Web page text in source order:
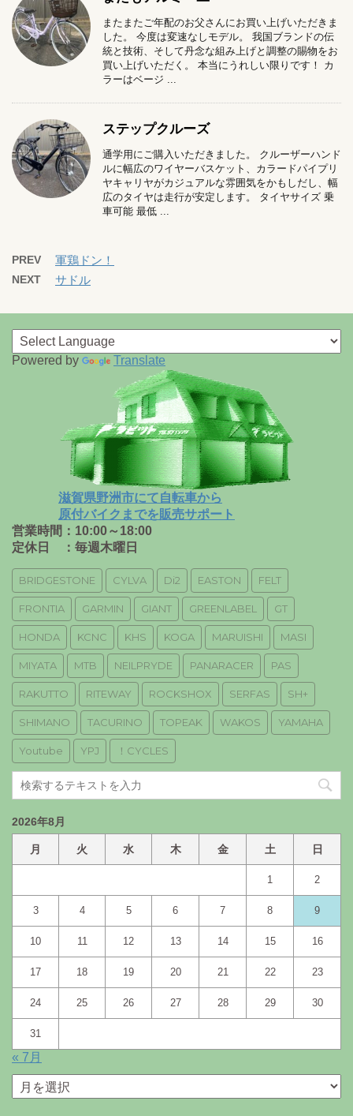
またまたご年配のお父さんにお買い上げいただきま
した。 今度は変速なしモデル。 我国ブランドの伝
統と技術、そして丹念な組み上げと調整の賜物をお
買い上げいただく。 本当にうれしい限りです！ カ
ラーはベージ ...
ステップクルーズ
通学用にご購入いただきました。 クルーザーハンド
ルに幅広のワイヤーバスケット、カラードパイプリ
ヤキャリヤがカジュアルな雰囲気をかもしだし、幅
広のタイヤは走行が安定します。 タイヤサイズ 乗
車可能 最低 ...
PREV 軍鶏ドン！
NEXT サドル
Powered by Translate
滋賀県野洲市にて自転車から
原付バイクまでを販売サポート
営業時間：10:00～18:00
定休日 ：毎週木曜日
BRIDGESTONE CYLVA Di2 EASTON FELT
FRONTIA GARMIN GIANT GREENLABEL GT
HONDA KCNC KHS KOGA MARUISHI MASI
MIYATA MTB NEILPRYDE PANARACER PAS
RAKUTTO RITEWAY ROCKSHOX SERFAS SH+
SHIMANO TACURINO TOPEAK WAKOS YAMAHA
Youtube YPJ ！CYCLES
2026年8月
月 火 水 木 金 土 日
1 2
3 4 5 6 7 8 9
10 11 12 13 14 15 16
17 18 19 20 21 22 23
24 25 26 27 28 29 30
31
« 7月
月
別